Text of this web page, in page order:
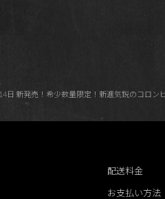
日 新発売！希少数量限定！新進気鋭のコロ
配送料金
お支払い方法